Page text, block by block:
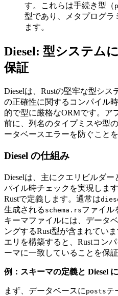
す。これらは手続き型（
型であり、メタプログラ
ます。
Diesel: 型システム
保証
Dieselは、Rustの堅牢な型シス
の正確性に関するコンパイル
的で型に厳格なORMです。ア
前に、列名のタイプミスや型
ータベースエラーを防ぐこと
Diesel の仕組み
Dieselは、主にクエリビルダ
パイル時チェックを実現しま
Rustで定義します。通常は
生成される schema.rsファイル
キーマファイルには、データ
ングするRust型が含まれてい
エリを構築すると、Rustコン
ーマに一致していることを保証
例：スキーマの定義と Diesel
まず、データベースに postsテ